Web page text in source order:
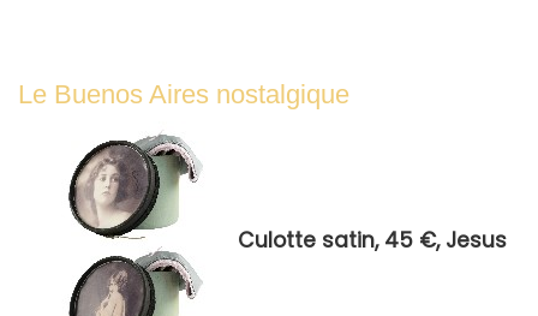
Le Buenos Aires nostalgique
Culotte satin, 45 €, Jesus